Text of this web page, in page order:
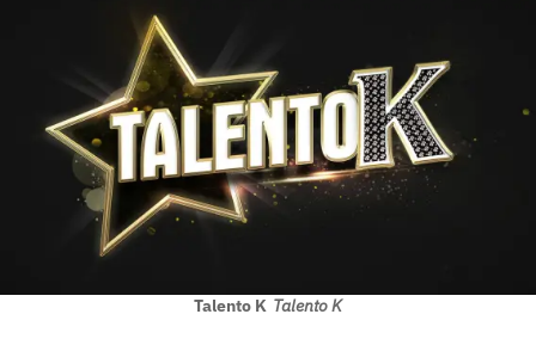
Talento K Talento K